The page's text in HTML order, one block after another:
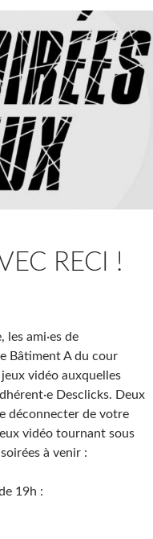
RECI !
ami·es de
Bâtiment A du cour
vidéo auxquelles
Desclicks. Deux
déconnecter de votre
vidéo tournant sous
à venir :
19h :